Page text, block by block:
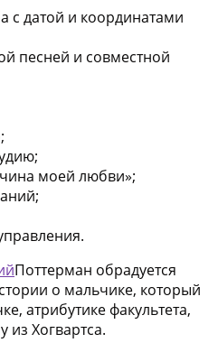
с датой и координатами
песней и совместной
моей любви»;
Поттерман обрадуется
о мальчике, который
атрибутике факультета,
из Хогвартса.